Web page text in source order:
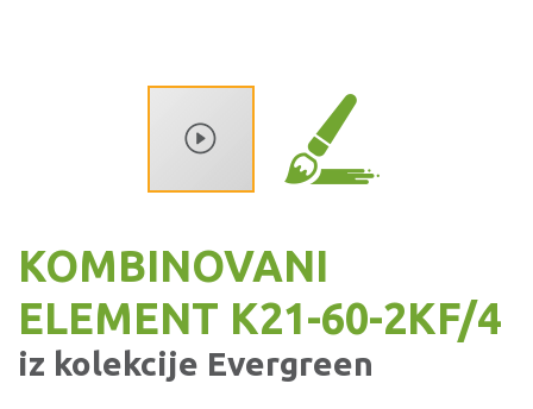
KOMBINOVANI
ELEMENT K21-60-2KF/4
iz kolekcije Evergreen